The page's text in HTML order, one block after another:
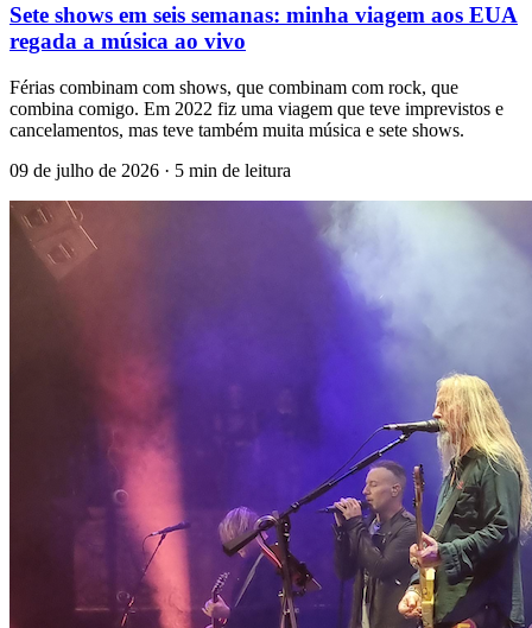
Sete shows em seis semanas: minha viagem aos EUA
regada a música ao vivo
Férias combinam com shows, que combinam com rock, que
combina comigo. Em 2022 fiz uma viagem que teve imprevistos e
cancelamentos, mas teve também muita música e sete shows.
09 de julho de 2026 · 5 min de leitura